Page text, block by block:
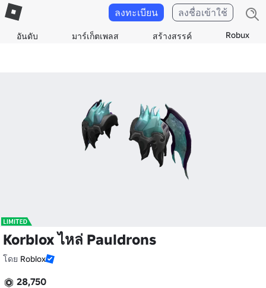
อันดับ มาร์เก็ตเพลส สร้างสรรค์ Robux
ลงทะเบียน ลงชื่อเข้าใช้
Korblox ไหล่ Pauldrons
โดย Roblox
28,750